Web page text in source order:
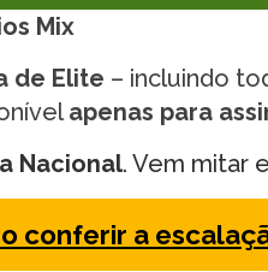
Mix
de Elite – incluindo
apenas para
Nacional. Vem mitar
conferir a